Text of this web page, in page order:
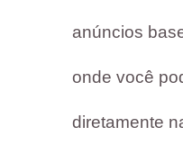
anúncios
onde você
diretamente